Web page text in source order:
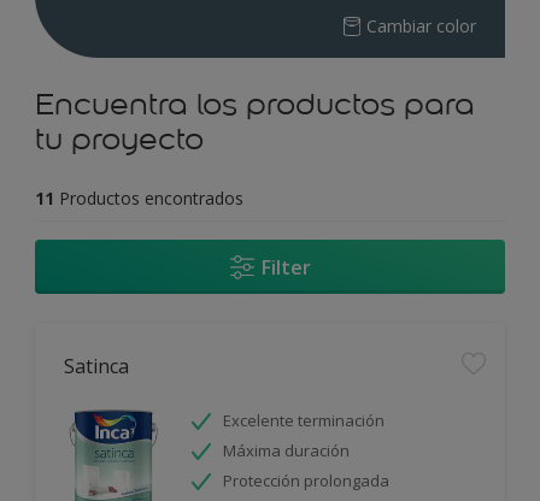
Cambiar color
Encuentra los productos para
tu proyecto
11 Productos encontrados
Filter
Satinca
Excelente terminación
Máxima duración
Protección prolongada